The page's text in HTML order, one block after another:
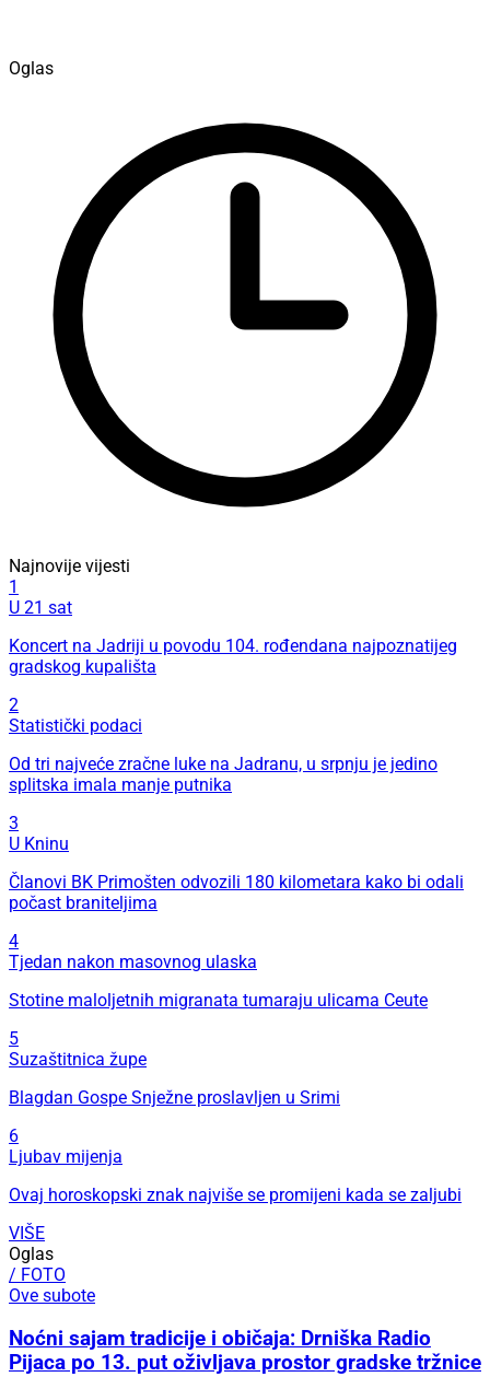
Oglas
Najnovije vijesti
1
U 21 sat
Koncert na Jadriji u povodu 104. rođendana najpoznatijeg
gradskog kupališta
2
Statistički podaci
Od tri najveće zračne luke na Jadranu, u srpnju je jedino
splitska imala manje putnika
3
U Kninu
Članovi BK Primošten odvozili 180 kilometara kako bi odali
počast braniteljima
4
Tjedan nakon masovnog ulaska
Stotine maloljetnih migranata tumaraju ulicama Ceute
5
Suzaštitnica župe
Blagdan Gospe Snježne proslavljen u Srimi
6
Ljubav mijenja
Ovaj horoskopski znak najviše se promijeni kada se zaljubi
VIŠE
Oglas
/ FOTO
Ove subote
Noćni sajam tradicije i običaja: Drniška Radio
Pijaca po 13. put oživljava prostor gradske tržnice